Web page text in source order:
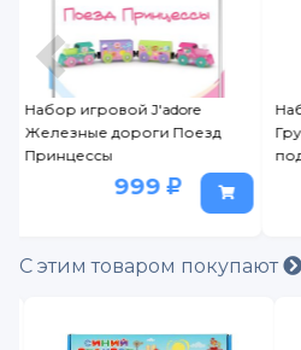
Набор игровой Hape
Грузовой корабль и
подъемный кран серия У
2 079
С этим товаром покупают